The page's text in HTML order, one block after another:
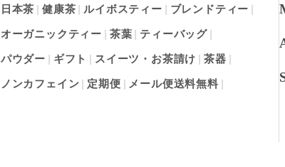
日本茶 健康茶 ルイボスティー ブレンドティー
オーガニックティー 茶葉 ティーバッグ
パウダー ギフト スイーツ・お茶請け 茶器
ノンカフェイン 定期便 メール便送料無料